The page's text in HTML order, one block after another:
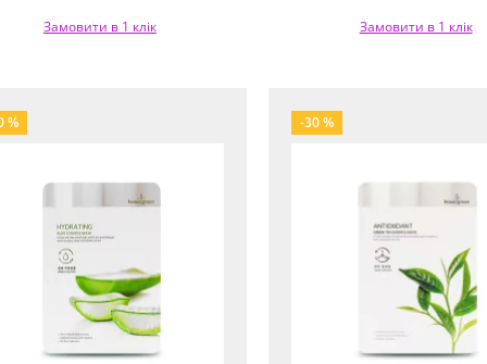
Замовити в 1 клік Замовити в 1 клік
% -30 %